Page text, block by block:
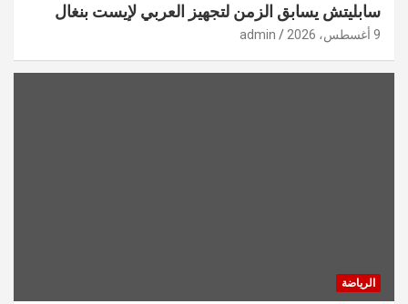
سابليتش يسابق الزمن لتجهيز العربي لإيست بنغال
9 أغسطس، 2026 admin
الرياضة